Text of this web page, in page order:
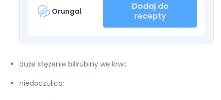
Orungal
Dodaj do
recepty
duże stężenie bilirubiny we krwi;
niedoczulica;